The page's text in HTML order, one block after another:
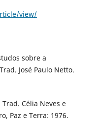
view/
sobre a
José Paulo Netto.
Célia Neves e
Paz e Terra: 1976.